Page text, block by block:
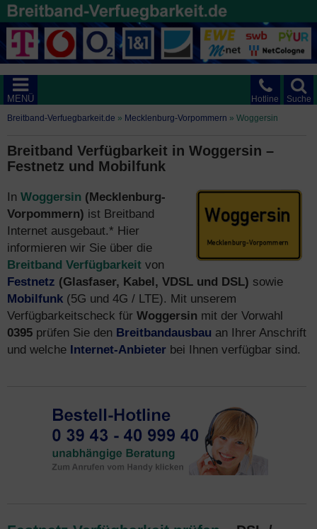
Suche
Hotline
MENÜ
Breitband-Verfuegbarkeit.de » Mecklenburg-Vorpommern » Woggersin
Breitband Verfügbarkeit in Woggersin –
Festnetz und Mobilfunk
In Woggersin (Mecklenburg-
Vorpommern) ist Breitband
Internet ausgebaut.* Hier
informieren wir Sie über die
Breitband Verfügbarkeit von
Festnetz (Glasfaser, Kabel, VDSL und DSL) sowie
Mobilfunk (5G und 4G / LTE). Mit unserem
Verfügbarkeitscheck für Woggersin mit der Vorwahl
0395 prüfen Sie den Breitbandausbau an Ihrer Anschrift
und welche Internet-Anbieter bei Ihnen verfügbar sind.